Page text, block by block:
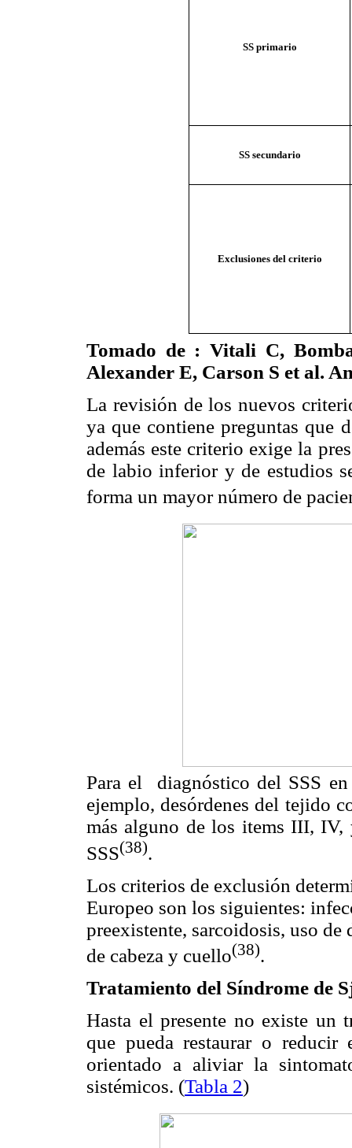
SS primario
SS secundario
Exclusiones del criterio
Tomado de : Vitali C,
Alexander E, Carson S et al.
La revisión de los nuevos
ya que contiene preguntas que
además este criterio exige la
de labio inferior y de estudios
forma un mayor número de
Para el diagnóstico del SSS
ejemplo, desórdenes del tejido
más alguno de los items III,
SSS(38).
Los criterios de exclusión
Europeo son los siguientes:
preexistente, sarcoidosis, uso
de cabeza y cuello(38).
Tratamiento del Síndrome de
Hasta el presente no existe un
que pueda restaurar o
orientado a aliviar la
sistémicos. (Tabla 2)